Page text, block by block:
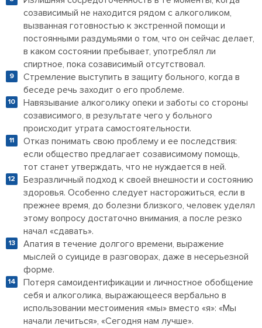
созависимый не находится рядом с алкоголиком,
вызванная готовностью к экстренной помощи и
постоянными раздумьями о том, что он сейчас делает,
в каком состоянии пребывает, употреблял ли
спиртное, пока созависимый отсутствовал.
Стремление выступить в защиту больного, когда в
беседе речь заходит о его проблеме.
Навязывание алкоголику опеки и заботы со стороны
созависимого, в результате чего у больного
происходит утрата самостоятельности.
Отказ понимать свою проблему и ее последствия:
если общество предлагает созависимому помощь,
тот станет утверждать, что не нуждается в ней.
Безразличный подход к своей внешности и состоянию
здоровья. Особенно следует насторожиться, если в
прежнее время, до болезни близкого, человек уделял
этому вопросу достаточно внимания, а после резко
начал «сдавать».
Апатия в течение долгого времени, выражение
мыслей о суициде в разговорах, даже в несерьезной
форме.
Потеря самоидентификации и личностное обобщение
себя и алкоголика, выражающееся вербально в
использовании местоимения «мы» вместо «я»: «Мы
начали лечиться», «Сегодня нам лучше».